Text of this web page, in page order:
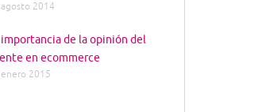
2014
importancia de la opinión del
en ecommerce
2015